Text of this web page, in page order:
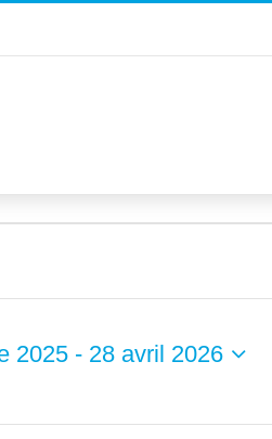
2025 - 28 avril 2026